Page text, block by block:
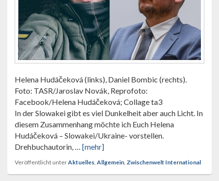
Helena Hudáčeková (links), Daniel Bombic (rechts).
Foto: TASR/Jaroslav Novák, Reprofoto:
Facebook/Helena Hudáčeková; Collage ta3
In der Slowakei gibt es viel Dunkelheit aber auch Licht. In
diesem Zusammenhang möchte ich Euch Helena
Hudáčeková – Slowakei/Ukraine- vorstellen.
Drehbuchautorin, … [mehr]
Veröffentlicht unterAktuelles, Allgemein, Zwischenwelt International